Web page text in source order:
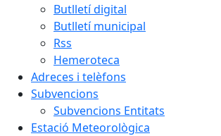
Butlletí digital
Butlletí municipal
Rss
Hemeroteca
Adreces i telèfons
Subvencions
Subvencions Entitats
Estació Meteorològica